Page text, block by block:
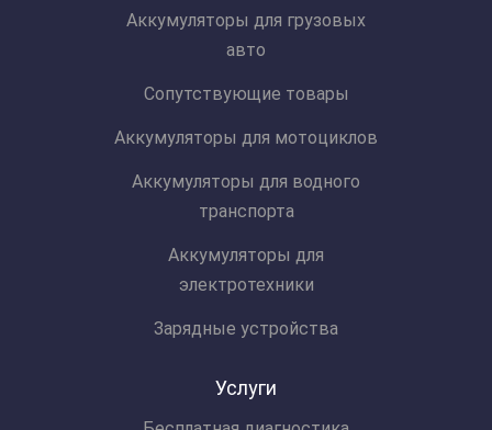
Аккумуляторы для грузовых
авто
Сопутствующие товары
Аккумуляторы для мотоциклов
Аккумуляторы для водного
транспорта
Аккумуляторы для
электротехники
Зарядные устройства
Услуги